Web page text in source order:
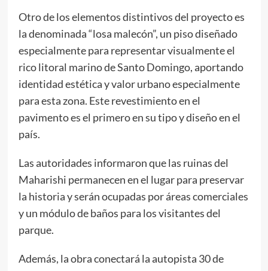
Otro de los elementos distintivos del proyecto es
la denominada “losa malecón”, un piso diseñado
especialmente para representar visualmente el
rico litoral marino de Santo Domingo, aportando
identidad estética y valor urbano especialmente
para esta zona. Este revestimiento en el
pavimento es el primero en su tipo y diseño en el
país.
Las autoridades informaron que las ruinas del
Maharishi permanecen en el lugar para preservar
la historia y serán ocupadas por áreas comerciales
y un módulo de baños para los visitantes del
parque.
Además, la obra conectará la autopista 30 de